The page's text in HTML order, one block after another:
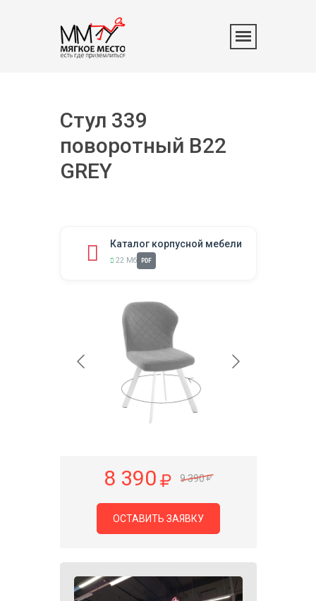
Стул 339
поворотный B22
GREY
Каталог корпусной мебели
22 Мб PDF
8 390 9 390
ОСТАВИТЬ ЗАЯВКУ